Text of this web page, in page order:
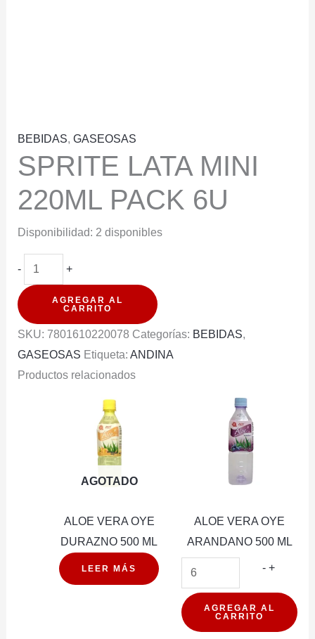
BEBIDAS, GASEOSAS
SPRITE LATA MINI
220ML PACK 6U
Disponibilidad: 2 disponibles
-
SPRITE
LATA
220ML
+
AGREGAR AL
CARRITO
SKU: 7801610220078 Categorías: BEBIDAS,
GASEOSAS Etiqueta: ANDINA
Productos relacionados
AGOTADO
ALOE VERA OYE
DURAZNO 500 ML
LEER MÁS
ALOE VERA OYE
ARANDANO 500 ML
- ALOE
OYE
+
AGREGAR AL
CARRITO